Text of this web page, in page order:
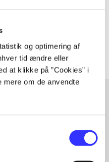
og optimering af
tid ændre eller
at klikke på ”Cookies” i
om de anvendte